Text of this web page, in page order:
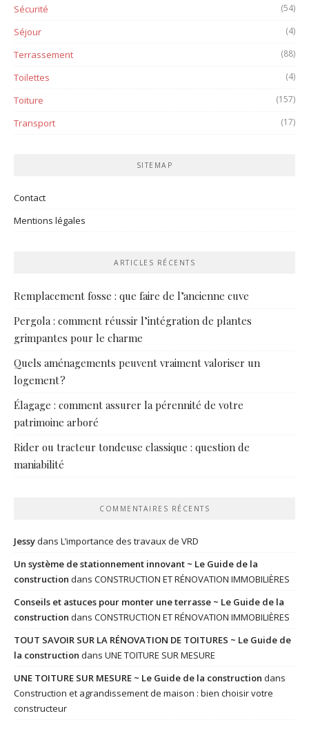
Sécurité (54)
Séjour (4)
Terrassement (88)
Toilettes (4)
Toiture (157)
Transport (17)
SITEMAP
Contact
Mentions légales
ARTICLES RÉCENTS
Remplacement fosse : que faire de l’ancienne cuve
Pergola : comment réussir l’intégration de plantes
grimpantes pour le charme
Quels aménagements peuvent vraiment valoriser un
logement ?
Élagage : comment assurer la pérennité de votre
patrimoine arboré
Rider ou tracteur tondeuse classique : question de
maniabilité
COMMENTAIRES RÉCENTS
Jessydans L’importance des travaux de VRD
Un système de stationnement innovant ~ Le Guide de la
construction dans CONSTRUCTION ET RÉNOVATION IMMOBILIÈRES
Conseils et astuces pour monter une terrasse ~ Le Guide de la
construction dans CONSTRUCTION ET RÉNOVATION IMMOBILIÈRES
TOUT SAVOIR SUR LA RÉNOVATION DE TOITURES ~ Le Guide de
la construction dans UNE TOITURE SUR MESURE
UNE TOITURE SUR MESURE ~ Le Guide de la construction dans
Construction et agrandissement de maison : bien choisir votre
constructeur